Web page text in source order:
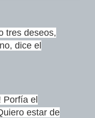
tres deseos,
dice el
Porfía el
estar de